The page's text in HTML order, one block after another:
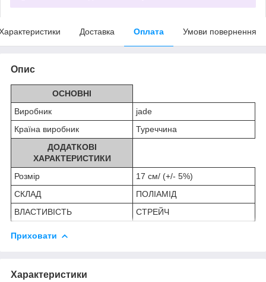
Доставка Оплата Умови повернення
Опис
ОСНОВНІ
Виробник
jade
Країна виробник
Туреччина
ДОДАТКОВІ
ХАРАКТЕРИСТИКИ
Розмір
17 см/ (+/- 5%)
СКЛАД
ПОЛІАМІД
ВЛАСТИВІСТЬ
СТРЕЙЧ
Приховати
Характеристики